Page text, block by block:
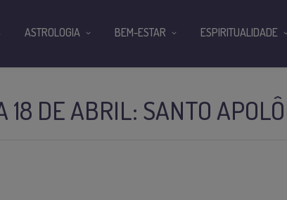
18 DE ABRIL: SANTO
ASTROLOGIA BEM-ESTAR ESPIRITUALIDADE